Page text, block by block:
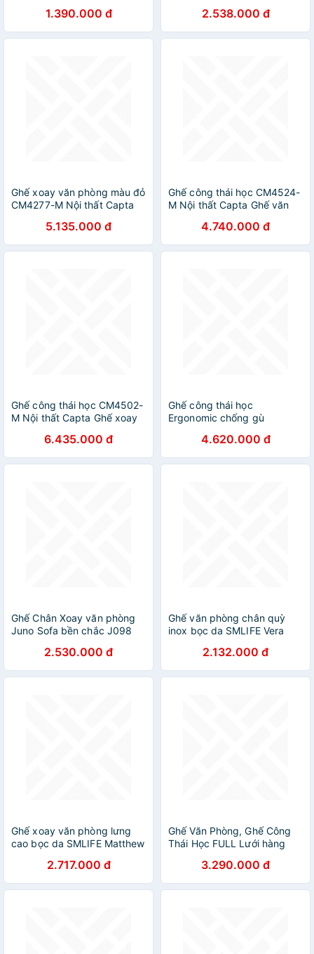
1.390.000 đ 2.538.000 đ
Ghế xoay văn phòng màu đỏ
CM4277-M Nội thất Capta
vệ cột sống có tay tựa chữ
T điều chỉnh
5.135.000 đ
Ghế công thái học CM4524-
M Nội thất Capta Ghế văn
sống ngả lưng ngủ trưa cao
cấp Luxury office chair hcm
4.740.000 đ
Ghế công thái học CM4502-
M Nội thất Capta Ghế xoay
đốc lưng và nệm lưới khung
nhựa tay nhựa bọc da PU
6.435.000 đ
Ghế công thái học
Ergonomic chống gù
Ghế văn phòng công thái
học lưng lưới nệm lưới đen
có gác chân giá đỡ cột sống
4.620.000 đ
Ghế Chân Xoay văn phòng
Juno Sofa bền chắc J098
2.530.000 đ
Ghế văn phòng chân quỳ
inox bọc da SMLIFE Vera
2.132.000 đ
Ghế xoay văn phòng lưng
cao bọc da SMLIFE Matthew
2.717.000 đ
Ghế Văn Phòng, Ghế Công
Thái Học FULL Lưới hàng
Ergonomic Tốt cho Lưng,
Siêu Phẩm bán chạy nhất thị
trường 2022 AZP-9828
3.290.000 đ